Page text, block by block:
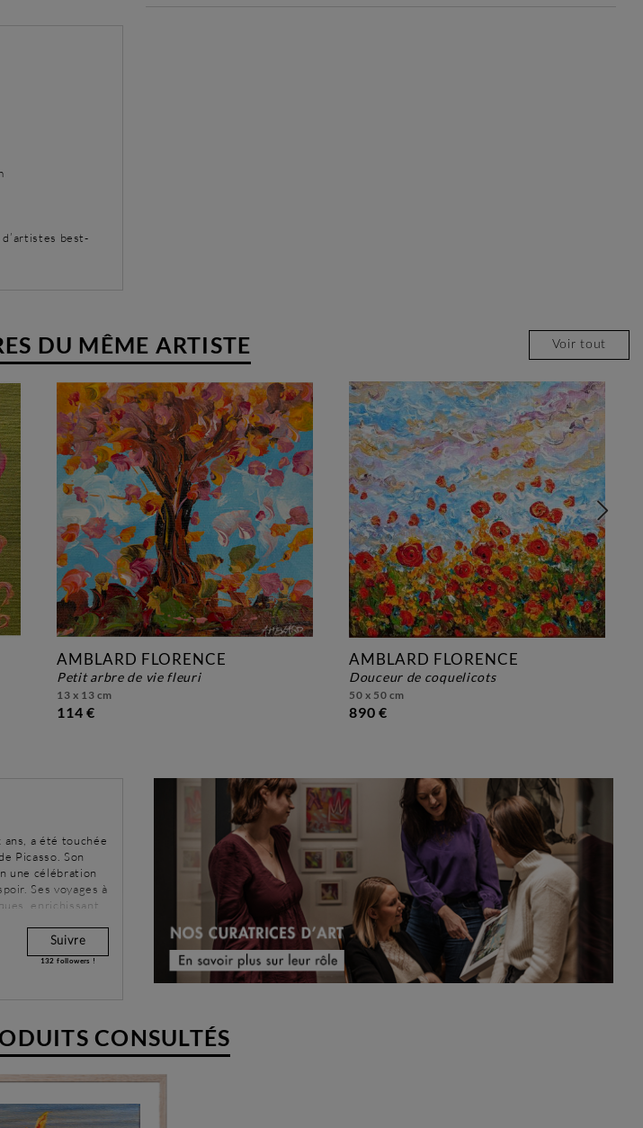
best-
DU MÊME ARTISTE Voir tout
AMBLARD FLORENCE
petit arbre de vie fleuri
13 x 13 cm
114 €
AMBLARD FLORENCE
douceur de coquelicots
50 x 50 cm
890 €
a été touchée
Picasso. Son
une célébration
Ses voyages à
enrichissant
vie à ses visions
Suivre
132 followers !
CONSULTÉS